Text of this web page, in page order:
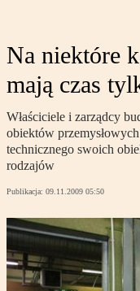
Na niektóre
mają czas
Właściciele i zarządcy
obiektów
technicznego swoich
rodzajów
Publikacja: 09.11.2009 05:50